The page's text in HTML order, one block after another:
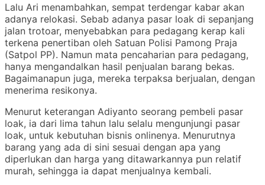
Lalu Ari menambahkan, sempat terdengar kabar akan
adanya relokasi. Sebab adanya pasar loak di sepanjang
jalan trotoar, menyebabkan para pedagang kerap kali
terkena penertiban oleh Satuan Polisi Pamong Praja
(Satpol PP). Namun mata pencaharian para pedagang,
hanya mengandalkan hasil penjualan barang bekas.
Bagaimanapun juga, mereka terpaksa berjualan, dengan
menerima resikonya.
Menurut keterangan Adiyanto seorang pembeli pasar
loak, ia dari lima tahun lalu selalu mengunjungi pasar
loak, untuk kebutuhan bisnis onlinenya. Menurutnya
barang yang ada di sini sesuai dengan apa yang
diperlukan dan harga yang ditawarkannya pun relatif
murah, sehingga ia dapat menjualnya kembali.